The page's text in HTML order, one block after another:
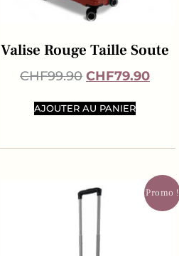
Valise Rouge Taille Soute
CHF99.90 CHF79.90
AJOUTER AU PANIER
Promo !